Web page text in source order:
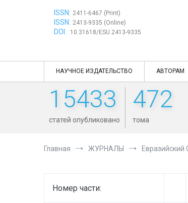
ISSN: 2411-6467 (Print)
ISSN: 2413-9335 (Online)
DOI: 10.31618/ESU.2413-9335
НАУЧНОЕ ИЗДАТЕЛЬСТВО АВТОРАМ
15433
статей опубликовано
472
тома
Главная ЖУРНАЛЫ
Номер части: